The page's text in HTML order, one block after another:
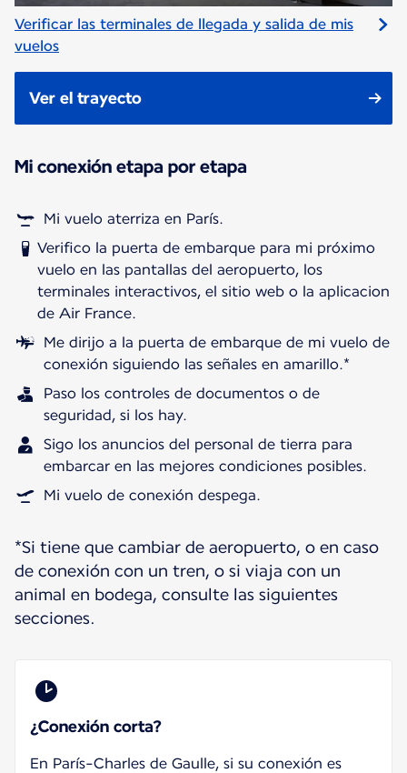
Verificar las terminales de llegada y salida de mis
vuelos
Ver el trayecto
Mi conexión etapa por etapa
Mi vuelo aterriza en París.
Verifico la puerta de embarque para mi próximo
vuelo en las pantallas del aeropuerto, los
terminales interactivos, el sitio web o la aplicacion
de Air France.
Me dirijo a la puerta de embarque de mi vuelo de
conexión siguiendo las señales en amarillo.*
Paso los controles de documentos o de
seguridad, si los hay.
Sigo los anuncios del personal de tierra para
embarcar en las mejores condiciones posibles.
Mi vuelo de conexión despega.
*Si tiene que cambiar de aeropuerto, o en caso
de conexión con un tren, o si viaja con un
animal en bodega, consulte las siguientes
secciones.
¿Conexión corta?
En París-Charles de Gaulle, si su conexión es